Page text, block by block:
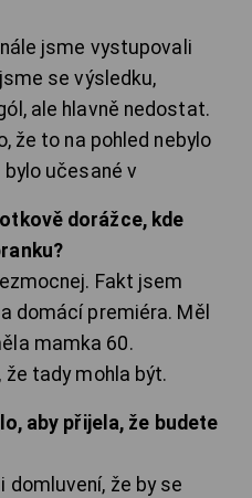
jsme vystupovali
se výsledku,
ale hlavně nedostat.
že to na pohled nebylo
učesané v
dorážce, kde
Fakt jsem
domácí premiéra. Měl
mamka 60.
že tady mohla být.
aby přijela, že budete
domluvení, že by se